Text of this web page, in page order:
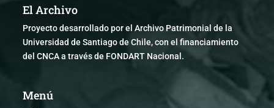
El Archivo
Proyecto desarrollado por el Archivo Patrimonial de la
Universidad de Santiago de Chile, con el financiamiento
del CNCA a través de FONDART Nacional.
Menú